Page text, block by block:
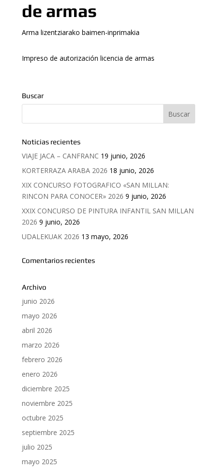
de armas
Arma lizentziarako baimen-inprimakia
Impreso de autorización licencia de armas
Buscar
Noticias recientes
VIAJE JACA – CANFRANC 19 junio, 2026
KORTERRAZA ARABA 2026 18 junio, 2026
XIX CONCURSO FOTOGRAFICO «SAN MILLAN:
RINCON PARA CONOCER» 2026 9 junio, 2026
XXIX CONCURSO DE PINTURA INFANTIL SAN MILLAN
2026 9 junio, 2026
UDALEKUAK 2026 13 mayo, 2026
Comentarios recientes
Archivo
junio 2026
mayo 2026
abril 2026
marzo 2026
febrero 2026
enero 2026
diciembre 2025
noviembre 2025
octubre 2025
septiembre 2025
julio 2025
mayo 2025